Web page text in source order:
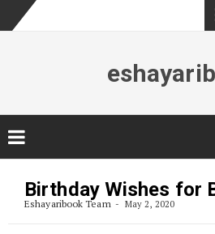
content
Birthday Wishes for
Eshayaribook Team May 2, 2020